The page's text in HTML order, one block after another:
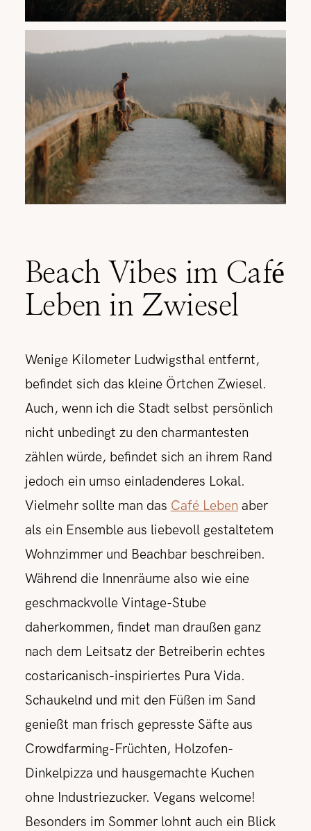
Beach Vibes im Café
Leben in Zwiesel
Wenige Kilometer Ludwigsthal entfernt,
befindet sich das kleine Örtchen Zwiesel.
Auch, wenn ich die Stadt selbst persönlich
nicht unbedingt zu den charmantesten
zählen würde, befindet sich an ihrem Rand
jedoch ein umso einladenderes Lokal.
Vielmehr sollte man das Café Leben aber
als ein Ensemble aus liebevoll gestaltetem
Wohnzimmer und Beachbar beschreiben.
Während die Innenräume also wie eine
geschmackvolle Vintage-Stube
daherkommen, findet man draußen ganz
nach dem Leitsatz der Betreiberin echtes
costaricanisch-inspiriertes Pura Vida.
Schaukelnd und mit den Füßen im Sand
genießt man frisch gepresste Säfte aus
Crowdfarming-Früchten, Holzofen-
Dinkelpizza und hausgemachte Kuchen
ohne Industriezucker. Vegans welcome!
Besonders im Sommer lohnt auch ein Blick